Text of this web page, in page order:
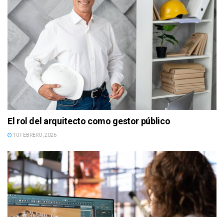
El rol del arquitecto como gestor público
10 FEBRERO, 2026